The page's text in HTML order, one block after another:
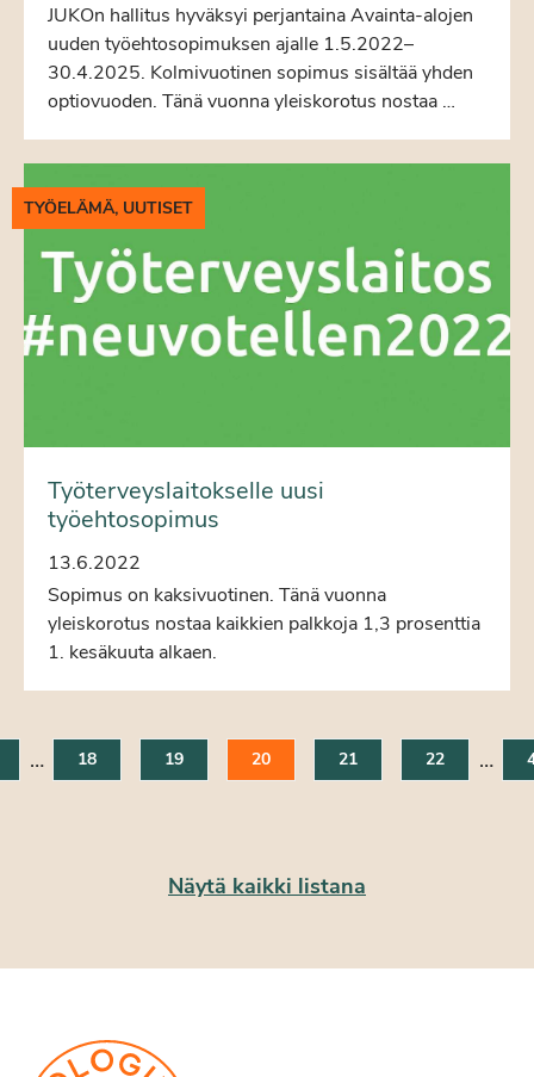
JUKOn hallitus hyväksyi perjantaina Avainta-alojen
uuden työehtosopimuksen ajalle 1.5.2022–
30.4.2025. Kolmivuotinen sopimus sisältää yhden
optiovuoden. Tänä vuonna yleiskorotus nostaa …
TYÖELÄMÄ, UUTISET
Työterveyslaitokselle uusi
työehtosopimus
13.6.2022
Sopimus on kaksivuotinen. Tänä vuonna
yleiskorotus nostaa kaikkien palkkoja 1,3 prosenttia
1. kesäkuuta alkaen.
… 18 19 20 21 22 …
Näytä kaikki listana